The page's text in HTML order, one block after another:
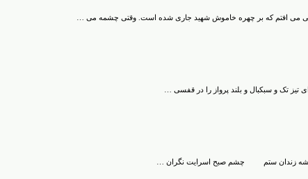
می افتم که بر چهره خاموش شهید جاری شده است. وقتی چشمه می …
تیز تک و سبکبال و بلند پرواز را در قفسی …
زندان ستم چشم صبح اسرایت نگران …